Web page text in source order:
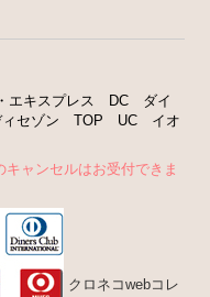
エキスプレス DC ダイ
ィセゾン TOP UC イオ
ャンセルはお受付できま
クロネコwebコレ